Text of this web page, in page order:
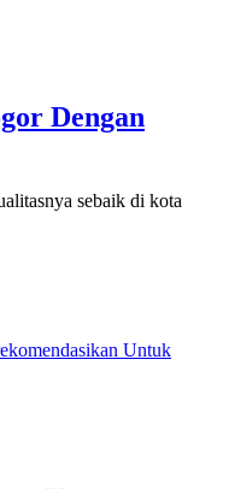
Dengan
sebaik di kota